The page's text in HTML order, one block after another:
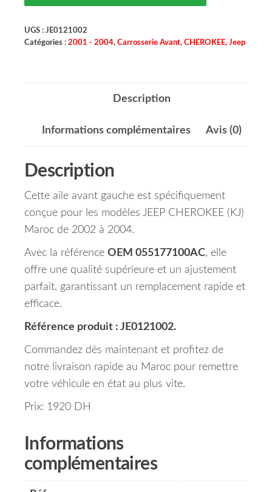
UGS : JE0121002
Catégories : 2001 - 2004, Carrosserie Avant, CHEROKEE, Jeep
Description
Informations complémentaires Avis (0)
Description
Cette aile avant gauche est spécifiquement
conçue pour les modèles JEEP CHEROKEE (KJ)
Maroc de 2002 à 2004.
Avec la référence OEM 055177100AC, elle
offre une qualité supérieure et un ajustement
parfait, garantissant un remplacement rapide et
efficace.
Référence produit : JE0121002.
Commandez dès maintenant et profitez de
notre livraison rapide au Maroc pour remettre
votre véhicule en état au plus vite.
Prix: 1920 DH
Informations
complémentaires